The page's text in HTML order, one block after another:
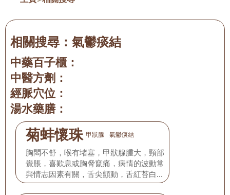
相關搜尋： 氣鬱痰結
中藥百子櫃：
中醫方劑：
經脈穴位：
湯水藥膳：
菊蚌懷珠 甲狀腺 氣鬱痰結
胸悶不舒，喉有堵塞，甲狀腺腫大，頸部
覺脹，喜歎息或胸脅竄痛，病情的波動常
與情志因素有關，舌尖顫動，舌紅苔白，
脈弦滑或弦細。